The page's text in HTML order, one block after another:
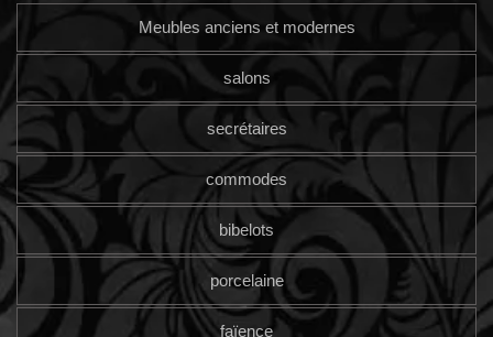
Meubles anciens et modernes
salons
secrétaires
commodes
bibelots
porcelaine
faïence